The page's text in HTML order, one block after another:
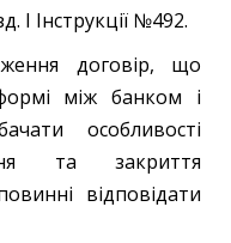
I Інструкції №492.
договір, що
між банком і
особливості
та закриття
відповідати